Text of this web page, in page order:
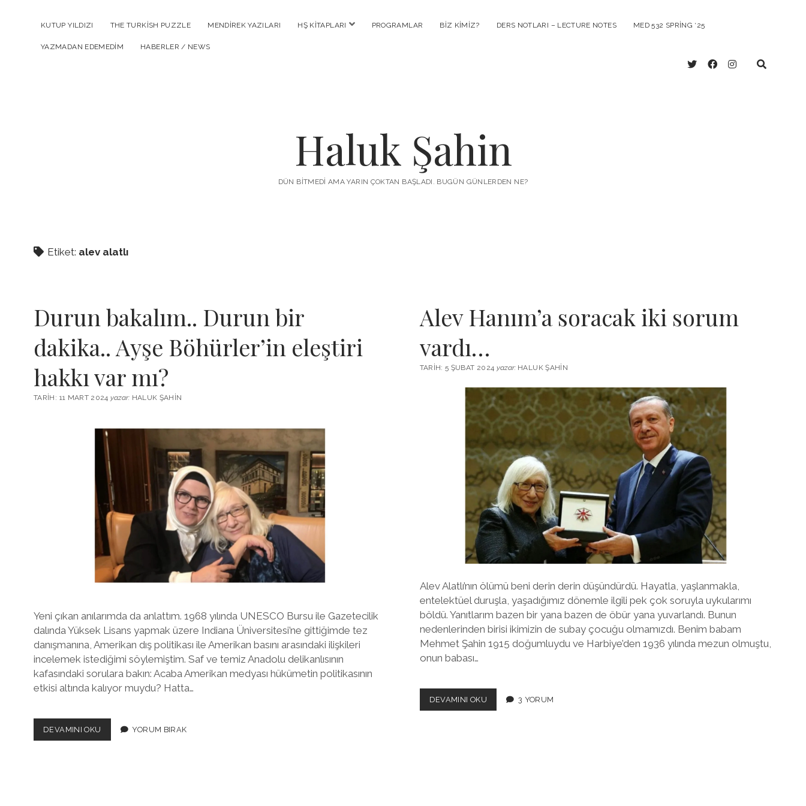
KUTUP YILDIZI THE TURKISH PUZZLE MENDIREK YAZILARI HŞ KITAPLARI menüyüPROGRAMLAR BIZ KIMIZ? DERS NOTLARI – LECTURE NOTES MED 532 SPRING ‘25
YAZMADAN EDEMEDIM HABERLER / NEWS
twitterfacebook
instagram
Haluk Şahin
DÜN BITMEDI AMA YARIN ÇOKTAN BAŞLADI. BUGÜN GÜNLERDEN NE?
Etiket: alev alatlı
Durun bakalım.. Durun bir
dakika.. Ayşe Böhürler’in eleştiri
hakkı var mı?
TARIH: 11 MART 2024yazar: HALUK ŞAHIN
Yeni çıkan anılarımda da anlattım. 1968 yılında UNESCO Bursu ile Gazetecilik
dalında Yüksek Lisans yapmak üzere Indiana Üniversitesi’ne gittiğimde tez
danışmanına, Amerikan dış politikası ile Amerikan basını arasındaki ilişkileri
incelemek istediğimi söylemiştim. Saf ve temiz Anadolu delikanlısının
kafasındaki sorulara bakın: Acaba Amerikan medyası hükümetin politikasının
etkisi altında kalıyor muydu? Hatta…
DEVAMINI OKU DURUN
BAKALIM..
YORUM BIRAK
Alev Hanım’a soracak iki sorum
vardı…
TARIH: 5 ŞUBAT 2024 yazar:HALUK ŞAHIN
Alev Alatlı’nın ölümü beni derin derin düşündürdü. Hayatla, yaşlanmakla,
entelektüel duruşla, yaşadığımız dönemle ilgili pek çok soruyla uykularımı
böldü. Yanıtlarım bazen bir yana bazen de öbür yana yuvarlandı. Bunun
nedenlerinden birisi ikimizin de subay çocuğu olmamızdı. Benim babam
Mehmet Şahin 1915 doğumluydu ve Harbiye’den 1936 yılında mezun olmuştu,
onun babası…
DEVAMINI OKU ALEV
HANIM’A
3 YORUM